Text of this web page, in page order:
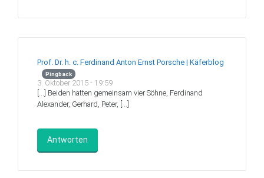
Prof. Dr. h. c. Ferdinand Anton Ernst Porsche | Käferblog
Pingback
3. Oktober 2015 - 19:59
[…] Beiden hatten gemeinsam vier Söhne, Ferdinand
Alexander, Gerhard, Peter, […]
Antworten